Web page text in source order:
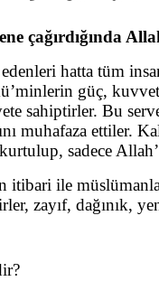
çağırdığında
hatta tüm
güç,
sahiptirler. Bu
muhafaza ettiler.
sadece
ile
zayıf, dağınık,